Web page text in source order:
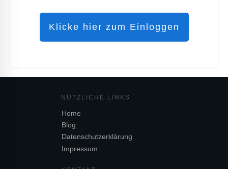
Klicke hier zum Einloggen
NÜTZL ICHE LINKS
Home
Blog
Datenschutzerklärung
Impressum